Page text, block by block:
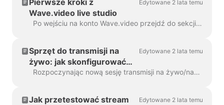
Pierwsze kroki z
Wave.video live studio
Edytowane 2 lata temu
Po wejściu na konto Wave.video przejdź do sekcji Moje strumienie i nagrania. W górnej części strony znajdują się cztery sekcje: Nadchodzące, W progr...
Sprzęt do transmisji na
żywo: jak skonfigurować
kamerę, mikrofon i
Edytowane 2 lata temu
Rozpoczynając nową sesję transmisji na żywo/nagrywania lub dołączając do niej, zostaniesz poproszony o skonfigurowanie sprzętu: kamery, mikrofonu i głośników. Jeśli masz...
Jak przetestować stream
Edytowane 2 lata temu